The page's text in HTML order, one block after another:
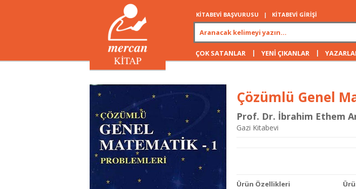
KİTABEVİ BAŞVURUSU | KİTABEVİ GİRİŞİ
ÇOK SATANLAR | YENİ ÇIKANLAR |
Çözümlü Genel
Prof. Dr. İbrahim Ethem
Gazi Kitabevi
Ürün Özellikleri